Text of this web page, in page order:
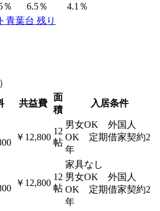
％ 6.5％
4.1％
残り
共益費
面
積
入居条件
￥12,800
12
帖
男女OK 外国人
OK 定期借家契約2
年
￥12,800
12
帖
家具なし
男女OK 外国人
OK 定期借家契約2
年